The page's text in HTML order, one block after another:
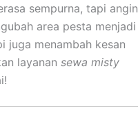
sempurna, tapi angin
area pesta menjadi
juga menambah kesan
layanan sewa misty